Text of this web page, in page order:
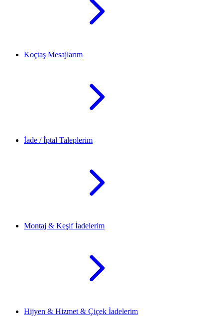
Koçtaş Mesajlarım
İade / İptal Taleplerim
Montaj & Keşif İadelerim
Hijyen & Hizmet & Çiçek İadelerim